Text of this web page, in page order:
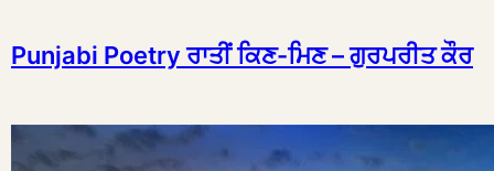
Punjabi Poetry ਰਾਤੀਂ ਕਿਣ-ਮਿਣ – ਗੁਰਪਰੀਤ ਕੌਰ